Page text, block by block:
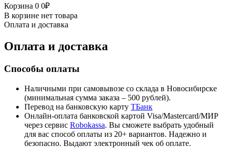
Корзина 0 0₽
В корзине нет товара
Оплата и доставка
Оплата и доставка
Способы оплаты
Наличными при самовывозе со склада в Новосибирске
(минимальная сумма заказа – 500 рублей).
Перевод на банковскую карту TБанк
Онлайн-оплата банковской картой Visa/Mastercard/МИР
через сервис Robokassa. Вы сможете выбрать удобный
для вас способ оплаты из 20+ вариантов. Надежно и
безопасно. Выдают электронный чек об оплате.